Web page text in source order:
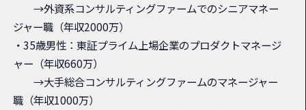
→外資系コンサルティングファームでのシニアマネー
ジャー職（年収2000万）
・35歳男性：東証プライム上場企業のプロダクトマネージ
ャー（年収660万）
→大手総合コンサルティングファームのマネージャー
職（年収1000万）